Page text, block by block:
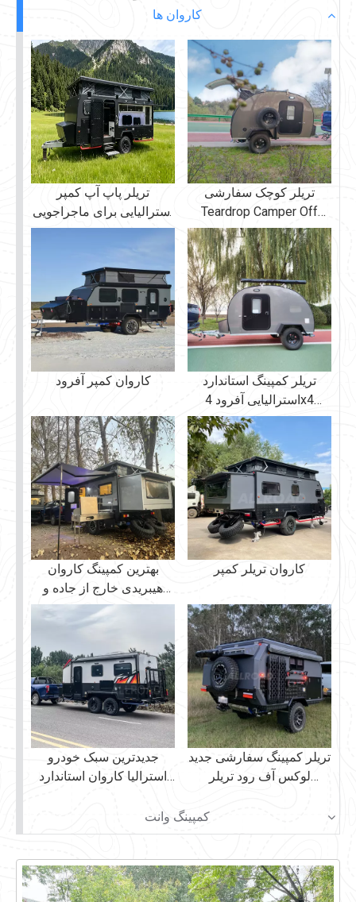
کاروان ها
تریلر پاپ آپ کمپر
استرالیایی برای ماجراجویی
در فضای باز
تریلر کوچک سفارشی
Teardrop Camper Off
Road
کاروان کمپر آفرود
تریلر کمپینگ استاندارد
استرالیایی آفرود 4x4
Teardrop Camper Off
Road تریلر
بهترین کمپینگ کاروان
هیبریدی خارج از جاده و
کاروان پاپ بالا
کاروان تریلر کمپر
جدیدترین سبک خودرو
استرالیا کاروان استاندارد
تریلر کمپینگ سفارشی جدید
لوکس آف رود تریلر
کمپینگ وانت